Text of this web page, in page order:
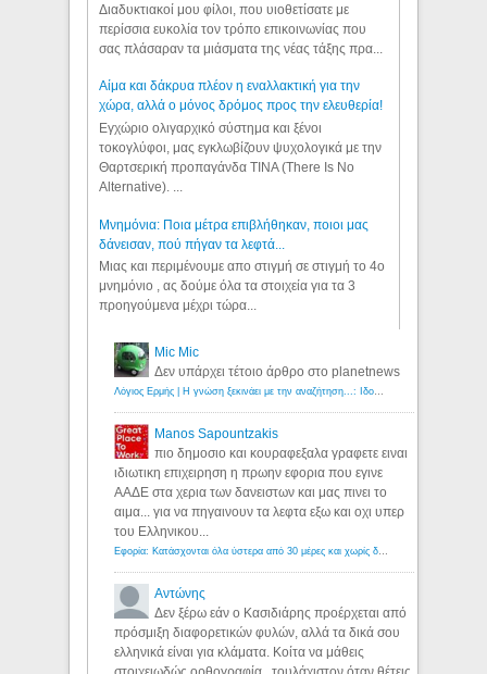
Διαδυκτιακοί μου φίλοι, που υιοθετίσατε με
περίσσια ευκολία τον τρόπο επικοινωνίας που
σας πλάσαραν τα μιάσματα της νέας τάξης πρα...
Αίμα και δάκρυα πλέον η εναλλακτική για την
χώρα, αλλά ο μόνος δρόμος προς την ελευθερία!
Εγχώριο ολιγαρχικό σύστημα και ξένοι
τοκογλύφοι, μας εγκλωβίζουν ψυχολογικά με την
Θαρτσερική προπαγάνδα TINA (There Is No
Alternative). ...
Μνημόνια: Ποια μέτρα επιβλήθηκαν, ποιοι μας
δάνεισαν, πού πήγαν τα λεφτά...
Μιας και περιμένουμε απο στιγμή σε στιγμή το 4ο
μνημόνιο , ας δούμε όλα τα στοιχεία για τα 3
προηγούμενα μέχρι τώρα...
Mic Mic
Δεν υπάρχει τέτοιο άρθρο στο planetnews
Λόγιος Ερμής | Η γνώση ξεκινάει με την αναζήτηση...: Ιδού οι 18 που χρωστούν 11 δις ευρώ!
Manos Sapountzakis
πιο δημοσιο και κουραφεξαλα γραφετε ειναι
ιδιωτικη επιχειρηση η πρωην εφορια που εγινε
ΑΑΔΕ στα χερια των δανειστων και μας πινει το
αιμα... για να πηγαινουν τα λεφτα εξω και οχι υπερ
του Ελληνικου...
Εφορία: Κατάσχονται όλα ύστερα από 30 μέρες και χωρίς δικαστικές αποφάσεις - Λόγιος Ερμής
Αντώνης
Δεν ξέρω εάν ο Κασιδιάρης προέρχεται από
πρόσμιξη διαφορετικών φυλών, αλλά τα δικά σου
ελληνικά είναι για κλάματα. Κοίτα να μάθεις